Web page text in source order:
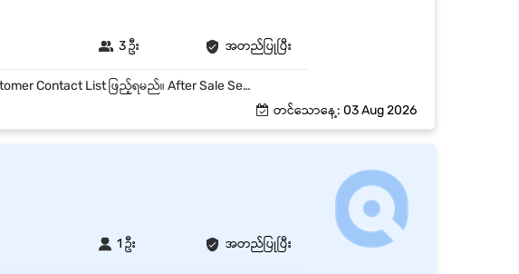
3 ဦး အတည်ပြုပြီး
Maintenance Daily Report အား နေ့စဉ် Excel တွင်ထည့်သွင်းရမည်။ Customer Contact List ဖြည့်ရမည်။ After Sale Service Training File Data သွင်းရမည်။ Customer Service Inquiry လက်ခံဖြေကြားပေးခြင်းနှင့်စားရင်းသွင်းခြင်း။ Open Invoice,DO,Service Charges Invoice ဖွင့်ခြင်း Warranty PO ဖွင့်ရမည်။ Weekly Report to Director
တင်သောနေ့: 03 Aug 2026
1 ဦး အတည်ပြုပြီး